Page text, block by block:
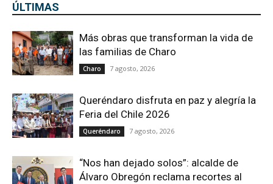
ÚLTIMAS
Más obras que transforman la vida de
las familias de Charo
Charo 7 agosto, 2026
Queréndaro disfruta en paz y alegría la
Feria del Chile 2026
Queréndaro 7 agosto, 2026
“Nos han dejado solos”: alcalde de
Álvaro Obregón reclama recortes al